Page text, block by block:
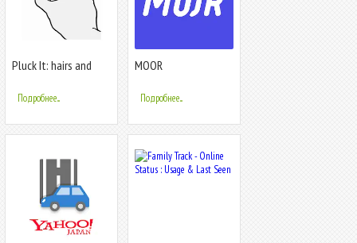
Pluck It: hairs and
Подробнее...
MOOR
Подробнее...